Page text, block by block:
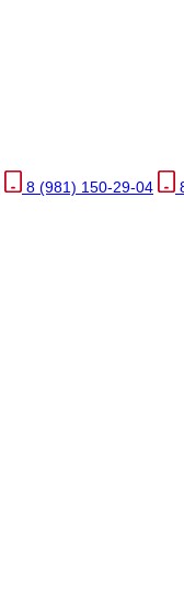
8 (981) 150-29-04